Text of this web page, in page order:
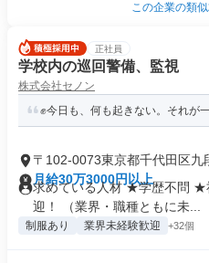
この企業の類
正社員
学校内の巡回警備、監視
株式会社セノン
✊今日も、何も起きない。それが
〒102-0073東京都千代田区九
月給30万3000円以上
求めている人材 ★学歴不問 ★
迎！ （業界・職種ともに未...
制服あり 業界未経験歓迎 +32個